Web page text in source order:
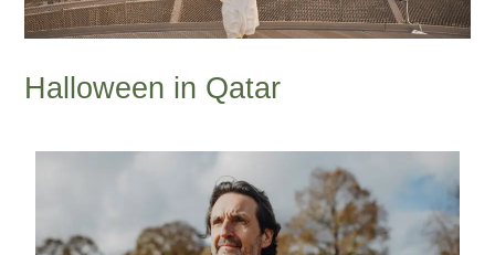
Halloween in Qatar